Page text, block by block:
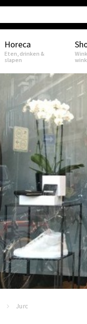
Horeca
Eten, drinken &
slapen
Jurc